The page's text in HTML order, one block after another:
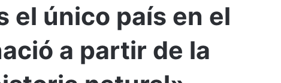
el único país en el
a partir de la